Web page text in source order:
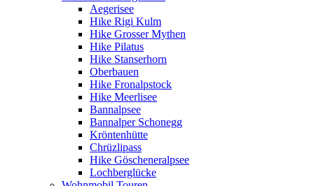
Aegerisee
Hike Rigi Kulm
Hike Grosser Mythen
Hike Pilatus
Hike Stanserhorn
Oberbauen
Hike Fronalpstock
Hike Meerlisee
Bannalpsee
Bannalper Schonegg
Kröntenhütte
Chrüzlipass
Hike Göscheneralpsee
Lochberglücke